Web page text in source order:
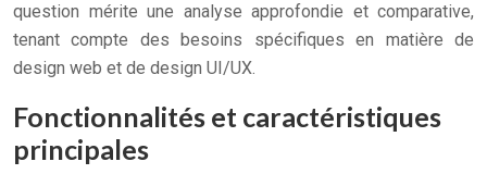
question mérite une analyse approfondie et comparative,
tenant compte des besoins spécifiques en matière de
design web et de design UI/UX.
Fonctionnalités et caractéristiques
principales